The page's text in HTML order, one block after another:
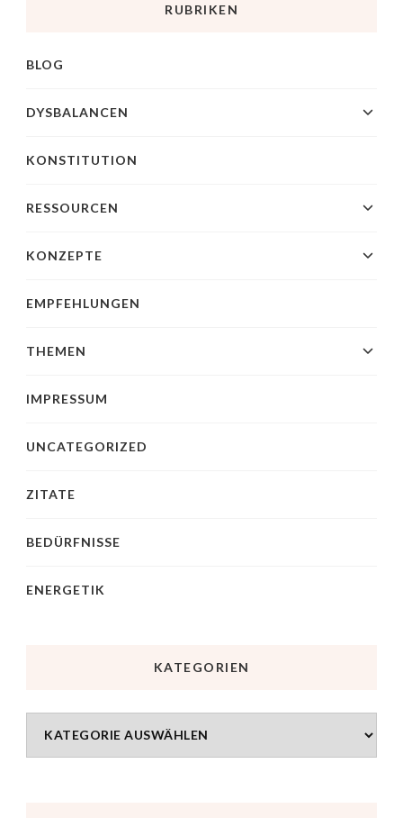
RUBRIKEN
BLOG
DYSBALANCEN
KONSTITUTION
RESSOURCEN
KONZEPTE
EMPFEHLUNGEN
THEMEN
IMPRESSUM
UNCATEGORIZED
ZITATE
BEDÜRFNISSE
ENERGETIK
KATEGORIEN